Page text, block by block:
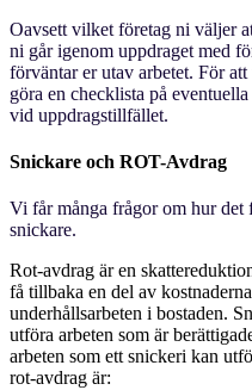
Oavsett vilket företag ni väljer
ni går igenom uppdraget med
förväntar er utav arbetet. För
göra en checklista på
vid uppdragstillfället.
Snickare och ROT-Avdrag
Vi får många frågor om hur det
snickare.
Rot-avdrag är en
få tillbaka en del av
underhållsarbeten i bostaden.
utföra arbeten som är
arbeten som ett snickeri kan
rot-avdrag är: